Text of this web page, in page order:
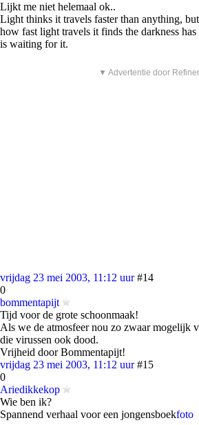
Lijkt me niet helemaal ok..
Light thinks it travels faster than anything,
how fast light travels it finds the darkness
is waiting for it.
▼ Advertentie door
vrijdag 23 mei 2003, 11:12 uur #14
0
bommentapijt
Tijd voor de grote schoonmaak!
Als we de atmosfeer nou zo zwaar mogelijk
die virussen ook dood.
Vrijheid door Bommentapijt!
vrijdag 23 mei 2003, 11:12 uur #15
0
Ariedikkekop
Wie ben ik?
Spannend verhaal voor een jongensboekfoto